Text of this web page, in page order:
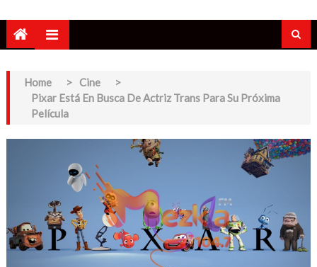
Home > Cine
>
Pixar Está En Busca De Actriz Trans Para Su Próxima
Película